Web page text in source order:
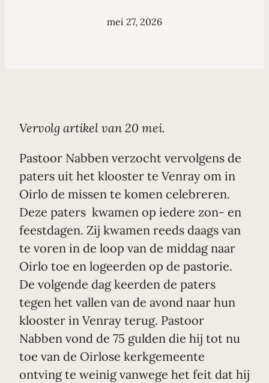
mei 27, 2026
Vervolg artikel van 20 mei.
Pastoor Nabben verzocht vervolgens de
paters uit het klooster te Venray om in
Oirlo de missen te komen celebreren.
Deze paters kwamen op iedere zon- en
feestdagen. Zij kwamen reeds daags van
te voren in de loop van de middag naar
Oirlo toe en logeerden op de pastorie.
De volgende dag keerden de paters
tegen het vallen van de avond naar hun
klooster in Venray terug. Pastoor
Nabben vond de 75 gulden die hij tot nu
toe van de Oirlose kerkgemeente
ontving te weinig vanwege het feit dat hij